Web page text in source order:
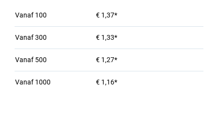
Vanaf 100 € 1,37*
Vanaf300 € 1,33*
Vanaf 500 € 1,27*
Vanaf 1000 € 1,16*